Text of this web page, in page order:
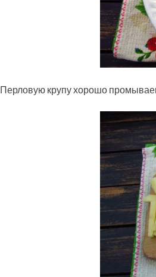
Перловую крупу хорошо